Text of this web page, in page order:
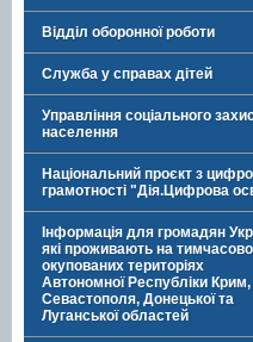
Відділ оборонної роботи
Служба у справах дітей
Управління соціального
населення
Національний проєкт з
грамотності "Дія.Цифрова
Інформація для громадян
які проживають на тимчасово
окупованих територіях
Автономної Республіки
Севастополя, Донецької та
Луганської областей